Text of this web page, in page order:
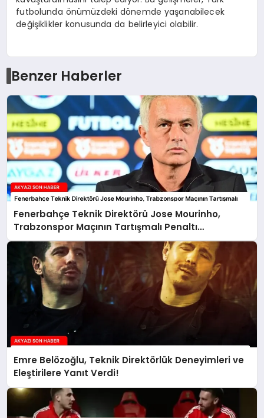
futbolunda önümüzdeki dönemde yaşanabilecek
değişiklikler konusunda da belirleyici olabilir.
Benzer Haberler
Fenerbahçe Teknik Direktörü Jose Mourinho,
Trabzonspor Maçının Tartışmalı Penaltı
Pozisyonunu Paylaştı
Emre Belözoğlu, Teknik Direktörlük Deneyimleri ve
Eleştirilere Yanıt Verdi!